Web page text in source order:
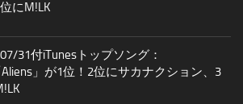
にM!LK
31付iTunesトップソング：
Aliens」が1位！2位にサカナクション、3